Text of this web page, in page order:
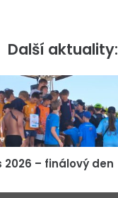
Další aktuality:
2026 – finálový den